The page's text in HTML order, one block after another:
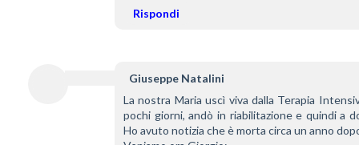
Rispondi
Giuseppe Natalini
La nostra Maria uscì viva dalla Terapia
pochi giorni, andò in riabilitazione e quindi a
Ho avuto notizia che è morta circa un anno